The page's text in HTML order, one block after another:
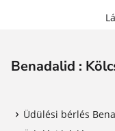
Benadalid :
Üdülési bérlés